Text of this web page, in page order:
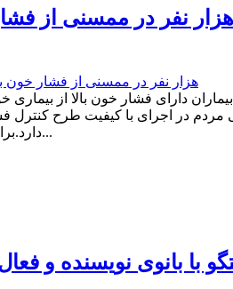
در اجرای با کیفیت طرح کنترل
دارد.برای شناسایی 6 هزار نفر دیگر...
با بانوی نویسنده و